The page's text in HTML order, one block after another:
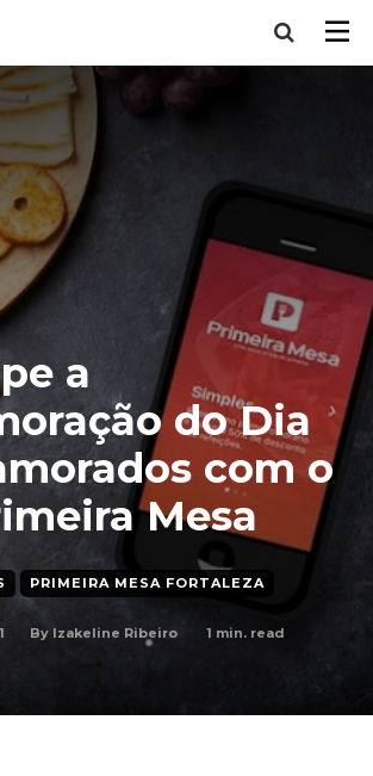
a
do Dia
com o
Mesa
PRIMEIRA MESA FORTALEZA
By Izakeline Ribeiro 1 min. read